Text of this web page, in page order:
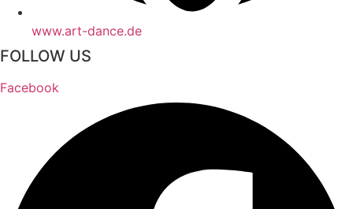
www.art-dance.de
FOLLOW US
Facebook